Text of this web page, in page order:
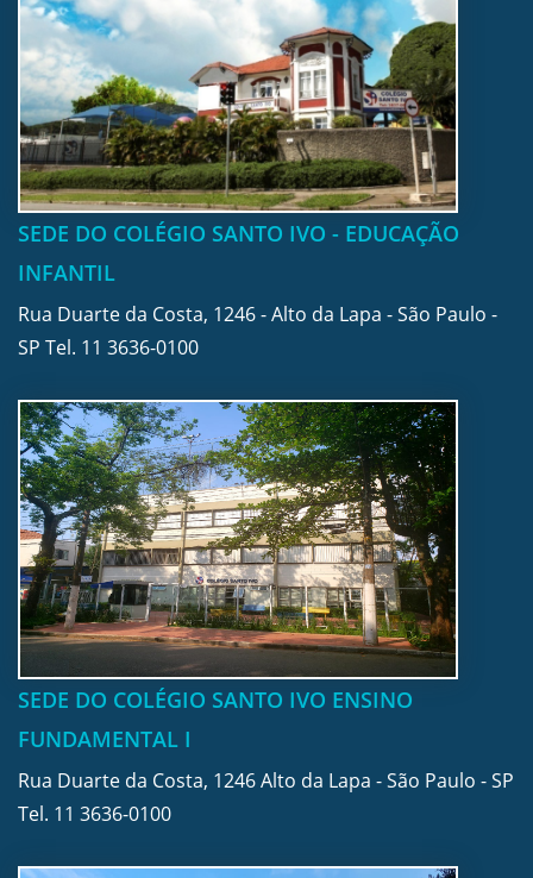
SEDE DO COLÉGIO SANTO IVO - EDUCAÇÃO
INFANTIL
Rua Duarte da Costa, 1246 - Alto da Lapa - São Paulo -
SP Tel. 11 3636-0100
SEDE DO COLÉGIO SANTO IVO ENSINO
FUNDAMENTAL I
Rua Duarte da Costa, 1246 Alto da Lapa - São Paulo - SP
Tel. 11 3636-0100